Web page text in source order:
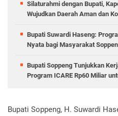
Silaturahmi dengan Bupati,
Wujudkan Daerah Aman dan
Bupati Suwardi Haseng:
Nyata bagi Masyarakat
Bupati Soppeng Tunjukkan
Program ICARE Rp60 Miliar
Bupati Soppeng, H. Suwardi